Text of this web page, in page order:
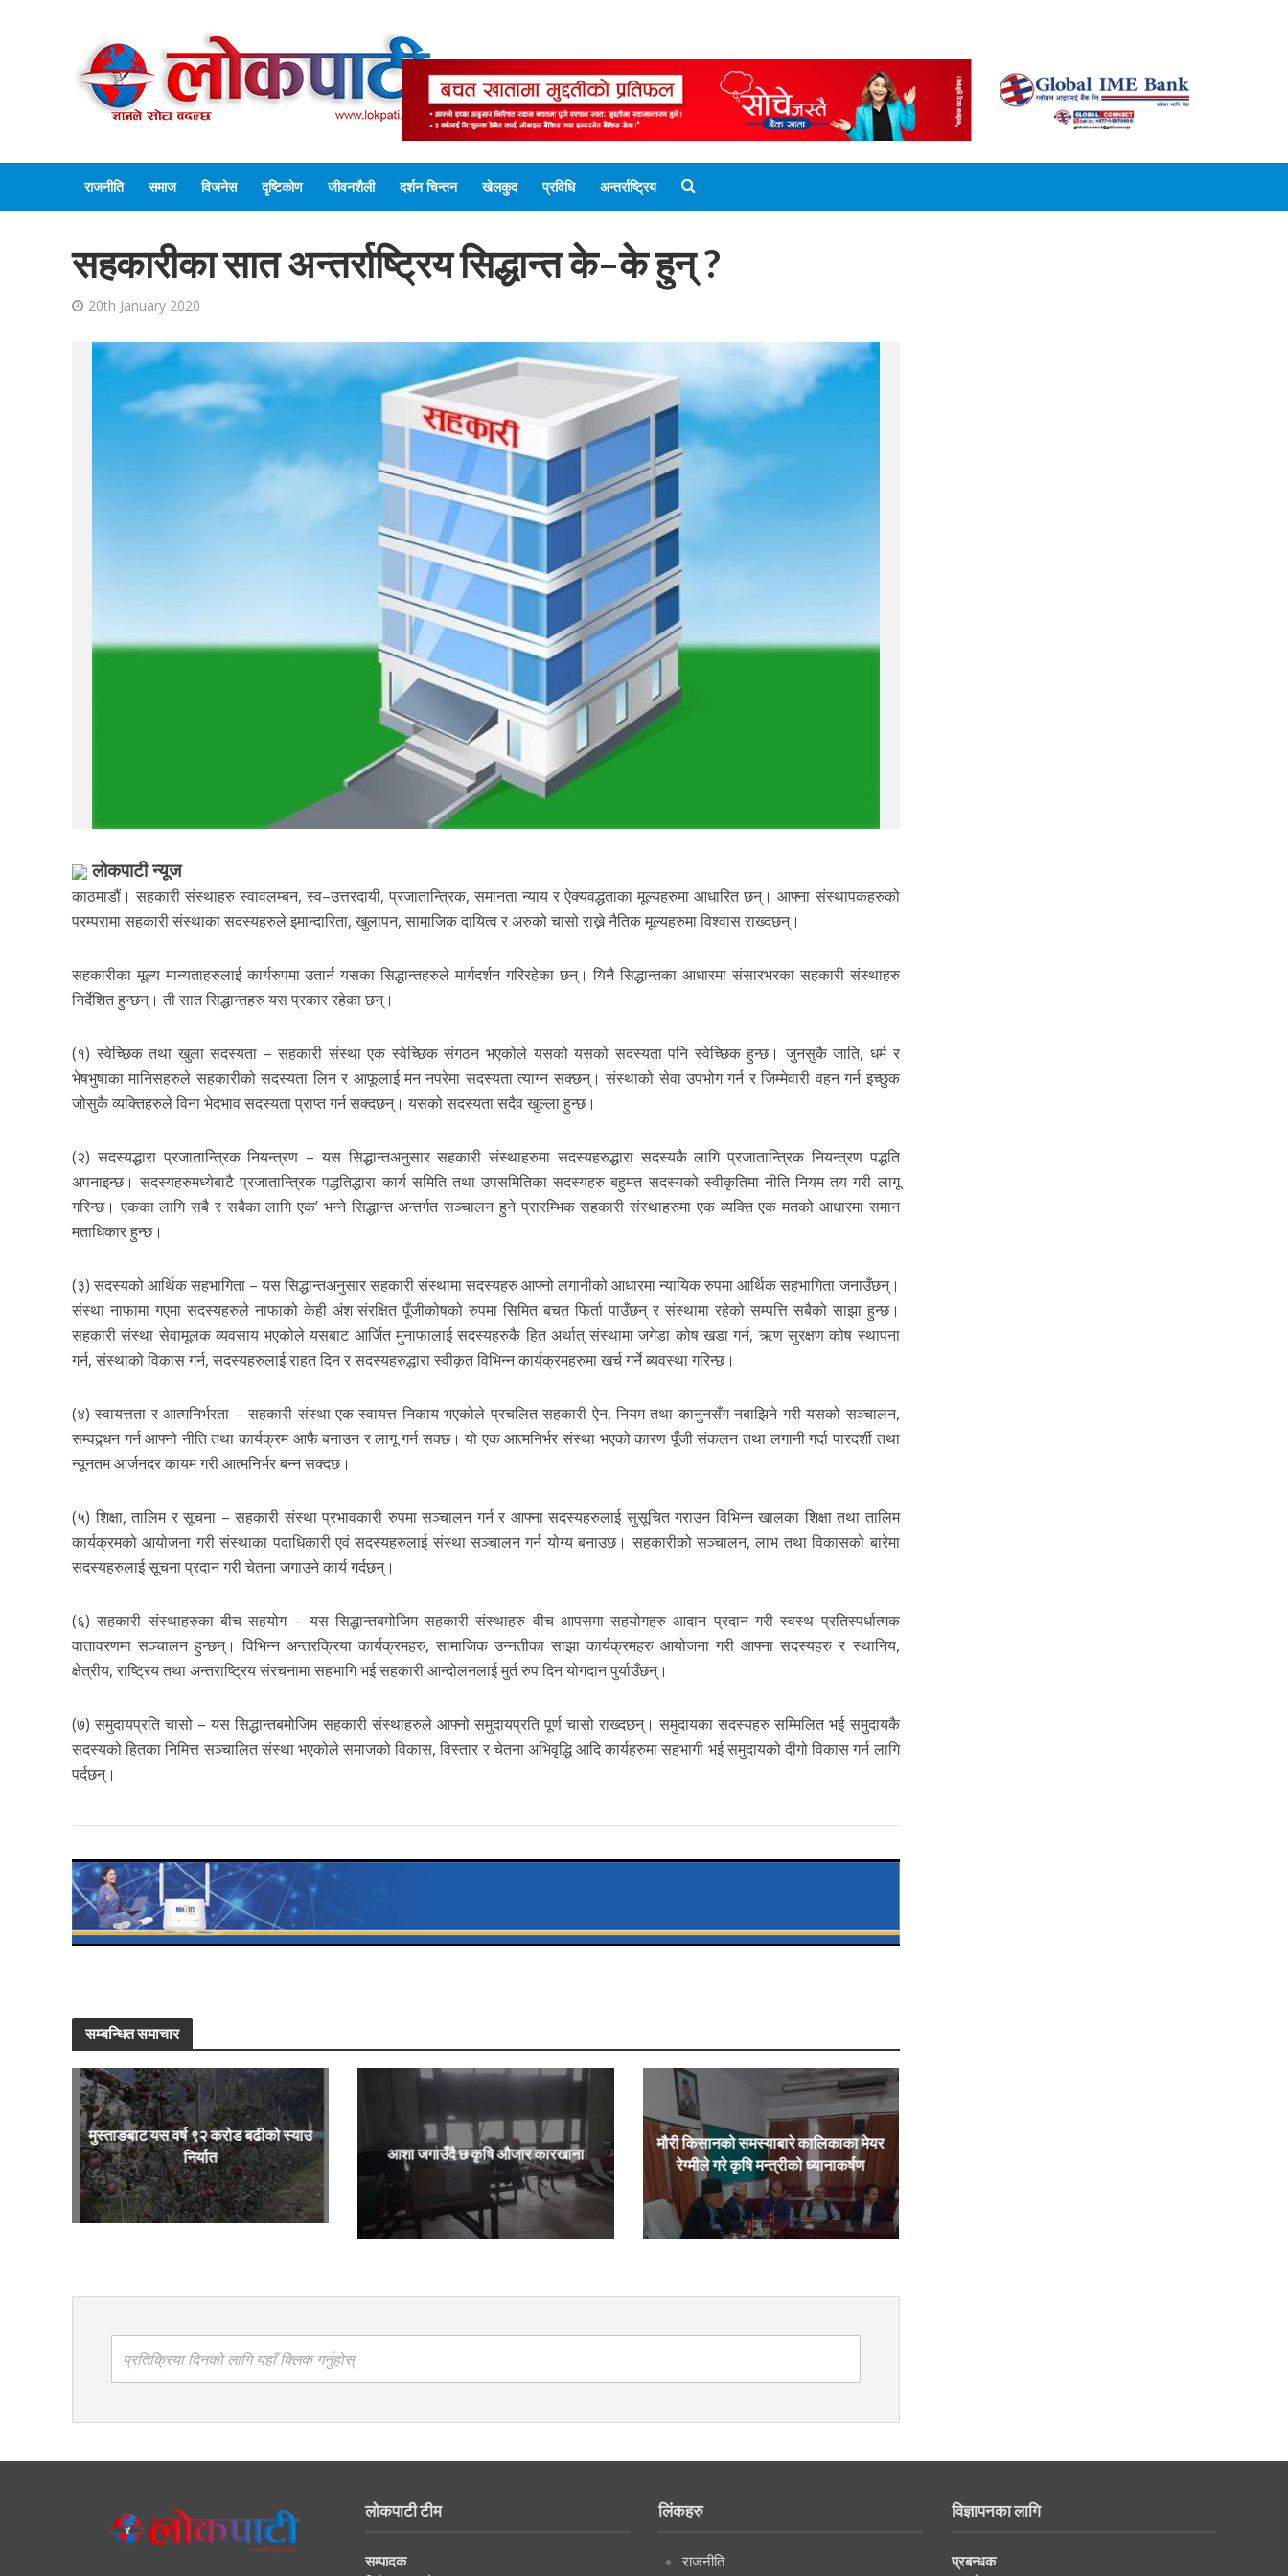
राजनीति समाज विजनेस दृष्टिकोण जीवनशैली दर्शन चिन्तन खेलकुद प्रविधि अन्तर्राष्ट्रिय
सहकारीका सात अन्तर्राष्ट्रिय सिद्धान्त के–के हुन् ?
20th January 2020
लाेकपाटी न्यूज
काठमाडौं। सहकारी संस्थाहरु स्वावलम्बन, स्व–उत्तरदायी, प्रजातान्त्रिक, समानता न्याय र ऐक्यवद्धताका मूल्यहरुमा आधारित छन्। आफ्ना संस्थापकहरुको
परम्परामा सहकारी संस्थाका सदस्यहरुले इमान्दारिता, खुलापन, सामाजिक दायित्व र अरुको चासो राख्ने नैतिक मूल्यहरुमा विश्वास राख्दछन्।
सहकारीका मूल्य मान्यताहरुलाई कार्यरुपमा उतार्न यसका सिद्धान्तहरुले मार्गदर्शन गरिरहेका छन्। यिनै सिद्धान्तका आधारमा संसारभरका सहकारी संस्थाहरु
निर्देशित हुन्छन्। ती सात सिद्धान्तहरु यस प्रकार रहेका छन्।
(१) स्वेच्छिक तथा खुला सदस्यता – सहकारी संस्था एक स्वेच्छिक संगठन भएकोले यसको यसको सदस्यता पनि स्वेच्छिक हुन्छ। जुनसुकै जाति, धर्म र
भेषभुषाका मानिसहरुले सहकारीको सदस्यता लिन र आफूलाई मन नपरेमा सदस्यता त्याग्न सक्छन्। संस्थाको सेवा उपभोग गर्न र जिम्मेवारी वहन गर्न इच्छुक
जोसुकै व्यक्तिहरुले विना भेदभाव सदस्यता प्राप्त गर्न सक्दछन्। यसको सदस्यता सदैव खुल्ला हुन्छ।
(२) सदस्यद्धारा प्रजातान्त्रिक नियन्त्रण – यस सिद्धान्तअनुसार सहकारी संस्थाहरुमा सदस्यहरुद्धारा सदस्यकै लागि प्रजातान्त्रिक नियन्त्रण पद्धति
अपनाइन्छ। सदस्यहरुमध्येबाटै प्रजातान्त्रिक पद्धतिद्धारा कार्य समिति तथा उपसमितिका सदस्यहरु बहुमत सदस्यको स्वीकृतिमा नीति नियम तय गरी लागू
गरिन्छ। एकका लागि सबै र सबैका लागि एक’ भन्ने सिद्धान्त अन्तर्गत सञ्चालन हुने प्रारम्भिक सहकारी संस्थाहरुमा एक व्यक्ति एक मतको आधारमा समान
मताधिकार हुन्छ।
(३) सदस्यको आर्थिक सहभागिता – यस सिद्धान्तअनुसार सहकारी संस्थामा सदस्यहरु आफ्नो लगानीको आधारमा न्यायिक रुपमा आर्थिक सहभागिता जनाउँछन्।
संस्था नाफामा गएमा सदस्यहरुले नाफाको केही अंश संरक्षित पूँजीकोषको रुपमा सिमित बचत फिर्ता पाउँछन् र संस्थामा रहेको सम्पत्ति सबैको साझा हुन्छ।
सहकारी संस्था सेवामूलक व्यवसाय भएकोले यसबाट आर्जित मुनाफालाई सदस्यहरुकै हित अर्थात् संस्थामा जगेडा कोष खडा गर्न, ऋण सुरक्षण कोष स्थापना
गर्न, संस्थाको विकास गर्न, सदस्यहरुलाई राहत दिन र सदस्यहरुद्धारा स्वीकृत विभिन्न कार्यक्रमहरुमा खर्च गर्ने ब्यवस्था गरिन्छ।
(४) स्वायत्तता र आत्मनिर्भरता – सहकारी संस्था एक स्वायत्त निकाय भएकोले प्रचलित सहकारी ऐन, नियम तथा कानुनसँग नबाझिने गरी यसको सञ्चालन,
सम्वद्र्धन गर्न आफ्नो नीति तथा कार्यक्रम आफै बनाउन र लागू गर्न सक्छ। यो एक आत्मनिर्भर संस्था भएको कारण पूँजी संकलन तथा लगानी गर्दा पारदर्शी तथा
न्यूनतम आर्जनदर कायम गरी आत्मनिर्भर बन्न सक्दछ।
(५) शिक्षा, तालिम र सूचना – सहकारी संस्था प्रभावकारी रुपमा सञ्चालन गर्न र आफ्ना सदस्यहरुलाई सुसूचित गराउन विभिन्न खालका शिक्षा तथा तालिम
कार्यक्रमको आयोजना गरी संस्थाका पदाधिकारी एवं सदस्यहरुलाई संस्था सञ्चालन गर्न योग्य बनाउछ। सहकारीको सञ्चालन, लाभ तथा विकासको बारेमा
सदस्यहरुलाई सूचना प्रदान गरी चेतना जगाउने कार्य गर्दछन्।
(६) सहकारी संस्थाहरुका बीच सहयोग – यस सिद्धान्तबमोजिम सहकारी संस्थाहरु वीच आपसमा सहयोगहरु आदान प्रदान गरी स्वस्थ प्रतिस्पर्धात्मक
वातावरणमा सञ्चालन हुन्छन्। विभिन्न अन्तरक्रिया कार्यक्रमहरु, सामाजिक उन्नतीका साझा कार्यक्रमहरु आयोजना गरी आफ्ना सदस्यहरु र स्थानिय,
क्षेत्रीय, राष्ट्रिय तथा अन्तराष्ट्रिय संरचनामा सहभागि भई सहकारी आन्दोलनलाई मुर्त रुप दिन योगदान पुर्याउँछन्।
(७) समुदायप्रति चासो – यस सिद्धान्तबमोजिम सहकारी संस्थाहरुले आफ्नो समुदायप्रति पूर्ण चासो राख्दछन्। समुदायका सदस्यहरु सम्मिलित भई समुदायकै
सदस्यको हितका निमित्त सञ्चालित संस्था भएकोले समाजको विकास, विस्तार र चेतना अभिवृद्धि आदि कार्यहरुमा सहभागी भई समुदायको दीगो विकास गर्न लागि
पर्दछन्।
सम्बन्धित समाचार
मुस्ताङबाट यस वर्ष ९२ करोड बढीको स्याउ
निर्यात
आशा जगाउँदै छ कृषि औजार कारखाना
मौरी किसानको समस्याबारे कालिकाका मेयर
रेग्मीले गरे कृषि मन्त्रीको ध्यानाकर्षण
प्रतिक्रिया दिनको लागि यहाँ क्लिक गर्नुहोस्
लोकपाटी टीम
सम्पादक
लिंकहरु
राजनीति
विज्ञापनका लागि
प्रबन्धक